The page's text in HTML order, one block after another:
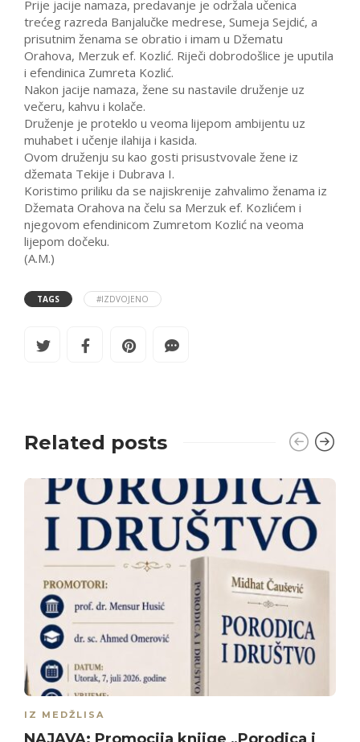
Prije jacije namaza, predavanje je održala učenica
trećeg razreda Banjalučke medrese, Sumeja Sejdić, a
prisutnim ženama se obratio i imam u Džematu
Orahova, Merzuk ef. Kozlić. Riječi dobrodošlice je uputila
i efendinica Zumreta Kozlić.
Nakon jacije namaza, žene su nastavile druženje uz
večeru, kahvu i kolače.
Druženje je proteklo u veoma lijepom ambijentu uz
muhabet i učenje ilahija i kasida.
Ovom druženju su kao gosti prisustvovale žene iz
džemata Tekije i Dubrava I.
Koristimo priliku da se najiskrenije zahvalimo ženama iz
Džemata Orahova na čelu sa Merzuk ef. Kozlićem i
njegovom efendinicom Zumretom Kozlić na veoma
lijepom dočeku.
(A.M.)
TAGS #IZDVOJENO
Related posts
IZ MEDŽLISA